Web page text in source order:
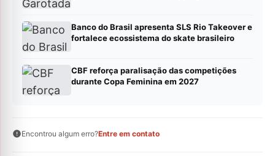
Banco do Brasil apresenta SLS Rio Takeover e
fortalece ecossistema do skate brasileiro
CBF reforça paralisação das competições
durante Copa Feminina em 2027
Encontrou algum erro?Entre em contato